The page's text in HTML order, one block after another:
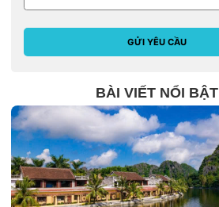
GỬI YÊU CẦU
BÀI VIẾT NỔI BẬT